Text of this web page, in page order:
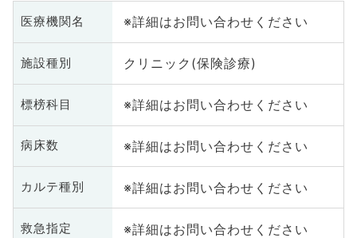
医療機関名 ※詳細はお問い合わせください
施設種別 クリニック(保険診療)
標榜科目 ※詳細はお問い合わせください
病床数 ※詳細はお問い合わせください
カルテ種別 ※詳細はお問い合わせください
救急指定 ※詳細はお問い合わせください